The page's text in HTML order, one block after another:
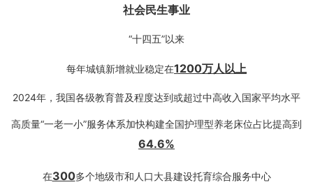
社会民生事业
“十四五”以来
每年城镇新增就业稳定在1200万人以上
2024年，我国各级教育普及程度达到或超过中高收入国家平均水平
高质量“一老一小”服务体系加快构建全国护理型养老床位占比提高到
64.6%
在300多个地级市和人口大县建设托育综合服务中心